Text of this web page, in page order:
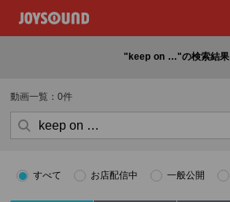
"keep on …"の検索結果
動画一覧：0件
すべて お店配信中 一般公開